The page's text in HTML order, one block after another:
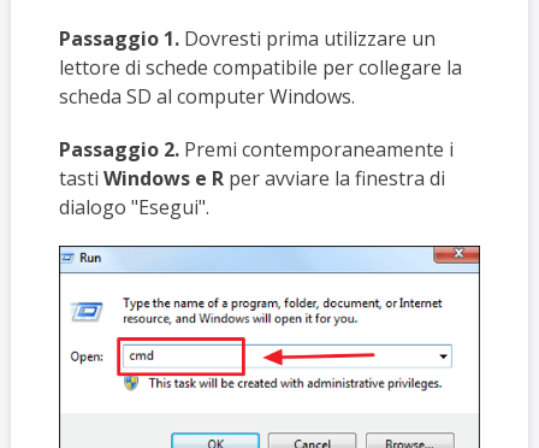
Passaggio 1.Dovresti prima utilizzare un
lettore di schede compatibile per collegare la
scheda SD al computer Windows.
Passaggio 2.Premi contemporaneamente i
tasti Windows e Rper avviare la finestra di
dialogo "Esegui".